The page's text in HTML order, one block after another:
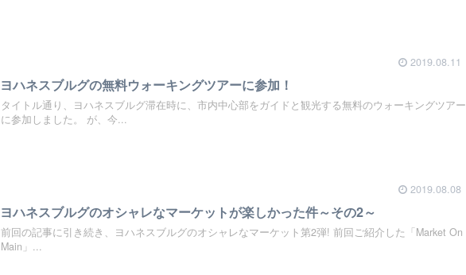
2019.08.11
ヨハネスブルグの無料ウォーキングツアーに参加！
タイトル通り、ヨハネスブルグ滞在時に、市内中心部をガイドと観光する無料のウォーキングツアー
に参加しました。 が、今...
2019.08.08
ヨハネスブルグのオシャレなマーケットが楽しかった件～その2～
前回の記事に引き続き、ヨハネスブルグのオシャレなマーケット第2弾! 前回ご紹介した「Market On
Main」...